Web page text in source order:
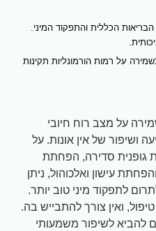
הכללית והתפקוד המיני.
על רמות הורמונליות תקינות
על מצב רוח חיובי
ושיפור של אין אונות. על
גופנית סדירה, הפחתת
עישון ואלכוהול, ניתן
לתפקוד מיני טוב יותר.
ואין צורך להתבייש בה.
להביא לשיפור משמעותי